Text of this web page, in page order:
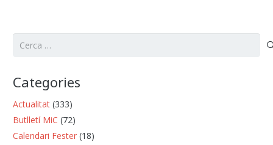
Cerca:
Categories
Actualitat (333)
Butlletí MiC (72)
Calendari Fester (18)